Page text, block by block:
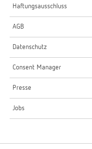
Haftungsausschluss
AGB
Datenschutz
Consent Manager
Presse
Jobs